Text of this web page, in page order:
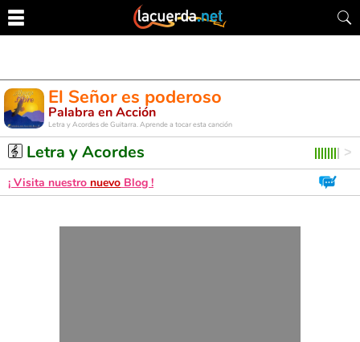
El Señor es poderoso
Palabra en Acción
Letra y Acordes de Guitarra. Aprende a tocar esta canción
Letra y Acordes
¡ Visita nuestro nuevo Blog !